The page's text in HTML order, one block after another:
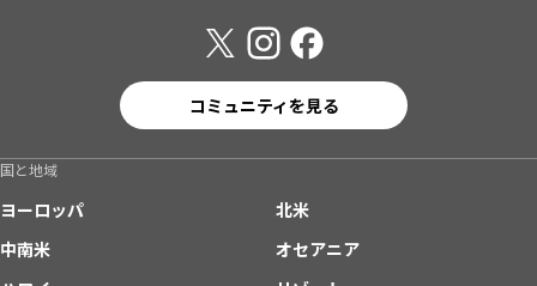
コミュニティを見る
国と地域
ヨーロッパ
北米
中南米
オセアニア